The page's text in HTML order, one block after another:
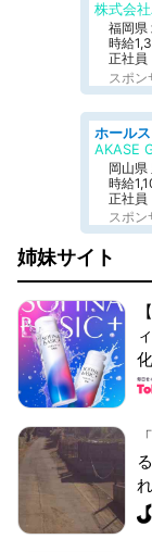
株式会
福岡県
時給
正社員
スポン
AKASE
岡山県
時給
正社員
スポン
姉妹サイト